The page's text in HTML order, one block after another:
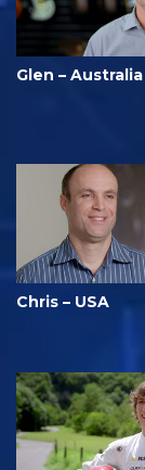
Glen – Australia
Chris – USA